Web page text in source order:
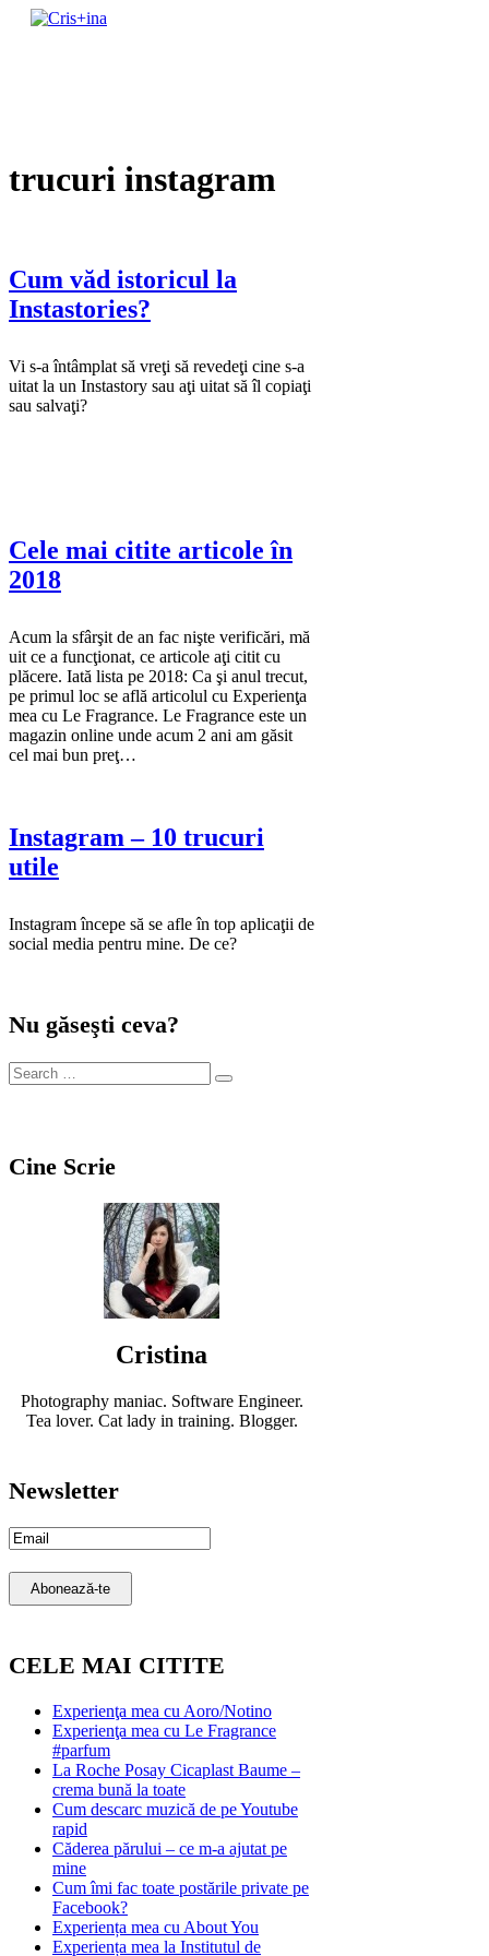
Skip
trucuri instagram
Cum văd istoricul la
Instastories?
Vi s-a întâmplat să vreţi să revedeţi cine s-a
uitat la un Instastory sau aţi uitat să îl copiaţi
sau salvaţi?
Cele mai citite articole în
2018
Acum la sfârşit de an fac nişte verificări, mă
uit ce a funcţionat, ce articole aţi citit cu
plăcere. Iată lista pe 2018: Ca şi anul trecut,
pe primul loc se află articolul cu Experienţa
mea cu Le Fragrance. Le Fragrance este un
magazin online unde acum 2 ani am găsit
cel mai bun preţ…
Instagram – 10 trucuri
utile
Instagram începe să se afle în top aplicaţii de
social media pentru mine. De ce?
Nu găseşti ceva?
Cine Scrie
Cristina
Photography maniac. Software Engineer.
Tea lover. Cat lady in training. Blogger.
Newsletter
Email
Subscription
Abonează-te
CELE MAI CITITE
Experienţa mea cu Aoro/Notino
Experienţa mea cu Le Fragrance
#parfum
La Roche Posay Cicaplast Baume –
crema bună la toate
Cum descarc muzică de pe Youtube
rapid
Căderea părului – ce m-a ajutat pe
mine
Cum îmi fac toate postările private pe
Facebook?
Experiența mea cu About You
Experiența mea la Institutul de